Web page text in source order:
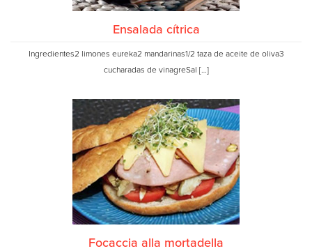
Ensalada cítrica
Ingredientes2 limones eureka2 mandarinas1/2 taza de aceite de oliva3
cucharadas de vinagreSal […]
Focaccia alla mortadella